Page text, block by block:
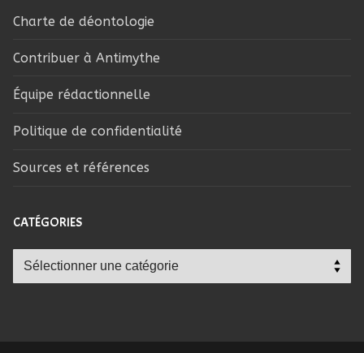
Charte de déontologie
Contribuer à Antimythe
Équipe rédactionnelle
Politique de confidentialité
Sources et références
CATÉGORIES
Catégories